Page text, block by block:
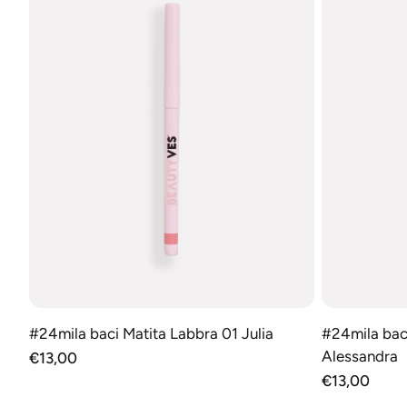
IN DEN WARENKORB
#24mila baci Matita Labbra 01 Julia
Normaler
€13,00
IN
#24mila
Alessandra
Normaler
€13,00